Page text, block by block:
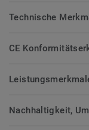
Technische
CE
Nachhaltigkeit,